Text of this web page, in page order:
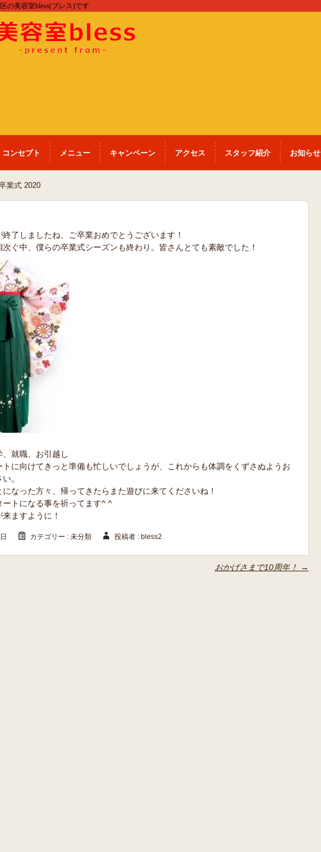
の美容室bless(ブレス)です
コンセプト メニュー キャンペーン アクセス スタッフ紹介 お知らせ
業式 2020
了しましたね、ご卒業おめでとうございます！
次ぐ中、僕らの卒業式シーズンも終わり。皆さんとても素敵でした！
就職、お引越し
トに向けてきっと準備も忙しいでしょうが、これからも体調をくずさぬようお
。
なった方々、帰ってきたらまた遊びに来てくださいね！
ートになる事を祈ってます^ ^
ますように！
カテゴリー : 未分類 投稿者 : bless2
おかげさまで10周年！ →